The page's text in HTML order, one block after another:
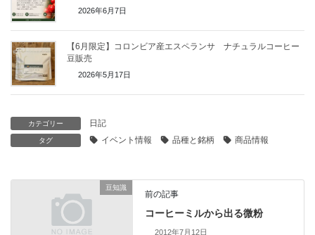
2026年6月7日
【6月限定】コロンビア産エスペランサ ナチュラルコーヒー
豆販売
2026年5月17日
カテゴリー 日記
タグ イベント情報 品種と銘柄 商品情報
豆知識
前の記事
コーヒーミルから出る微粉
2012年7月12日